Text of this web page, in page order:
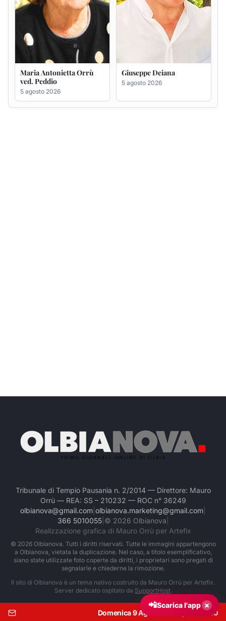
Tribunale di Tempio Pausania n. 2/2014 — Direttore: Mauro
Orrù — REA: SS – 210232 — ROC n° 36249
olbianova@gmail.com olbianova.marketing@gmail.com
366 5010055| © 2026 Olbianova
Realizzazione grafica di Mauro Orrù per Artefix
© 2026Olbianova. Tutti i diritti riservati. Tutte le immagini appartengono
a Olbianova, vietata la duplicazione. Nel caso, a titolo esemplificativo,
siano state utilizzate foto coperte da diritti, i proprietari sono pregati di
segnalarle e chiederne la rimozione.
Il sito di Olbianova è un tema nativo costruito da Mauro Orrù per Artefix.
Server dedicato ospitato da SupportHost.
Domenica 9 Agosto 2026 10:30
📲Scarica l'app ×